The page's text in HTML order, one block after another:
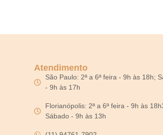
Atendimento
São Paulo: 2ª a 6ª feira - 9h às 18h;
- 9h às 17h
Florianópolis: 2ª a 6ª feira - 9h às
Sábado - 9h às 13h